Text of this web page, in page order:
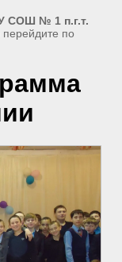
СОШ № 1 п.г.т.
перейдите по